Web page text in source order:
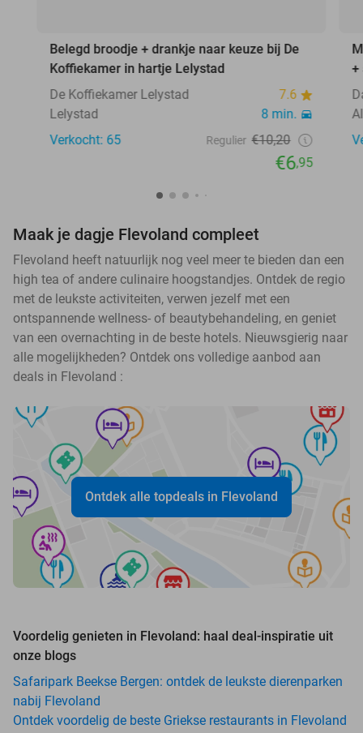
Belegd broodje + drankje naar keuze bij De
Koffiekamer in hartje Lelystad
De Koffiekamer Lelystad
7.6
Lelystad
8 min.
Verkocht: 65
Regulier €10,20
€6,95
+
Maak je dagje Flevoland compleet
Flevoland heeft natuurlijk nog veel meer te bieden dan een
high tea of andere culinaire hoogstandjes. Ontdek de regio
met de leukste activiteiten, verwen jezelf met een
ontspannende wellness- of beautybehandeling, en geniet
van een overnachting in de beste hotels. Nieuwsgierig naar
alle mogelijkheden? Ontdek ons volledige aanbod aan
deals in Flevoland :
Ontdek alle topdeals in Flevoland
Voordelig genieten in Flevoland: haal deal-inspiratie uit
onze blogs
Safaripark Beekse Bergen: ontdek de leukste dierenparken
nabij Flevoland
Ontdek voordelig de beste Griekse restaurants in Flevoland